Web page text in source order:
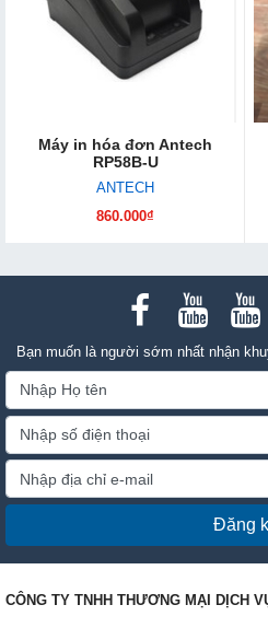
Máy in hóa đơn Antech
RP58B-U
ANTECH
860.000₫
Bạn muốn là người sớm nhất nhận
Đăng
CÔNG TY TNHH THƯƠNG MẠI DỊCH